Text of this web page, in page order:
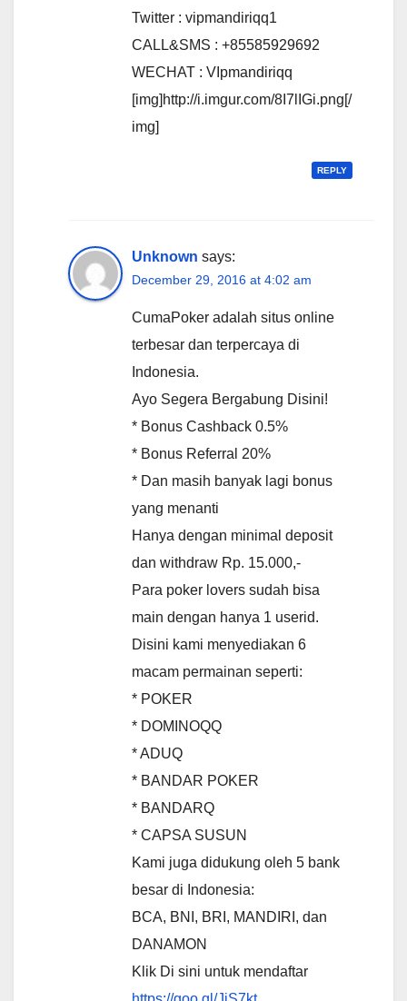
Twitter : vipmandiriqq1
CALL&SMS : +85585929692
WECHAT : VIpmandiriqq
[img]http://i.imgur.com/8I7lIGi.png[/
img]
REPLY
Unknown says:
December 29, 2016 at 4:02 am
CumaPoker adalah situs online
terbesar dan terpercaya di
Indonesia.
Ayo Segera Bergabung Disini!
* Bonus Cashback 0.5%
* Bonus Referral 20%
* Dan masih banyak lagi bonus
yang menanti
Hanya dengan minimal deposit
dan withdraw Rp. 15.000,-
Para poker lovers sudah bisa
main dengan hanya 1 userid.
Disini kami menyediakan 6
macam permainan seperti:
* POKER
* DOMINOQQ
* ADUQ
* BANDAR POKER
* BANDARQ
* CAPSA SUSUN
Kami juga didukung oleh 5 bank
besar di Indonesia:
BCA, BNI, BRI, MANDIRI, dan
DANAMON
Klik Di sini untuk mendaftar